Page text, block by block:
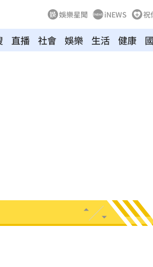
娛樂星聞 iNEWS 祝
直播 社會 娛樂 生活 健康